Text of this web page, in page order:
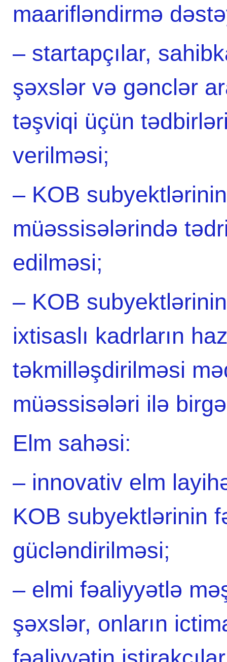
maarifləndirmə
– startapçılar,
şəxslər və gənclər
təşviqi üçün
verilməsi;
– KOB
müəssisələrində
edilməsi;
– KOB
ixtisaslı kadrların
təkmilləşdirilməsi
müəssisələri ilə
Elm sahəsi:
– innovativ elm
KOB subyektlərinin
gücləndirilməsi;
– elmi fəaliyyətlə
şəxslər, onların